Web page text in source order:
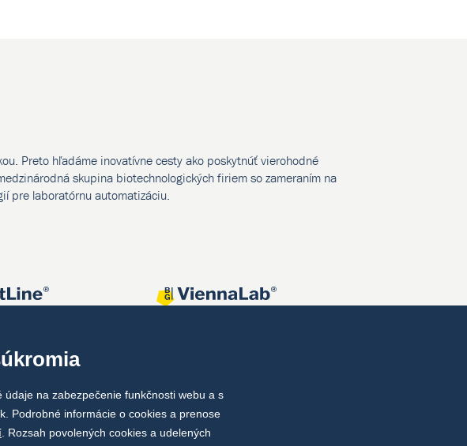
Preto hľadáme inovatívne cesty ako poskytnúť vierohodné
skupina biotechnologických firiem so zameraním na
pre laboratórnu automatizáciu.
na zabezpečenie funkčnosti webu a s
Podrobné informácie o cookies a prenose
. Rozsah povolených cookies a udelených